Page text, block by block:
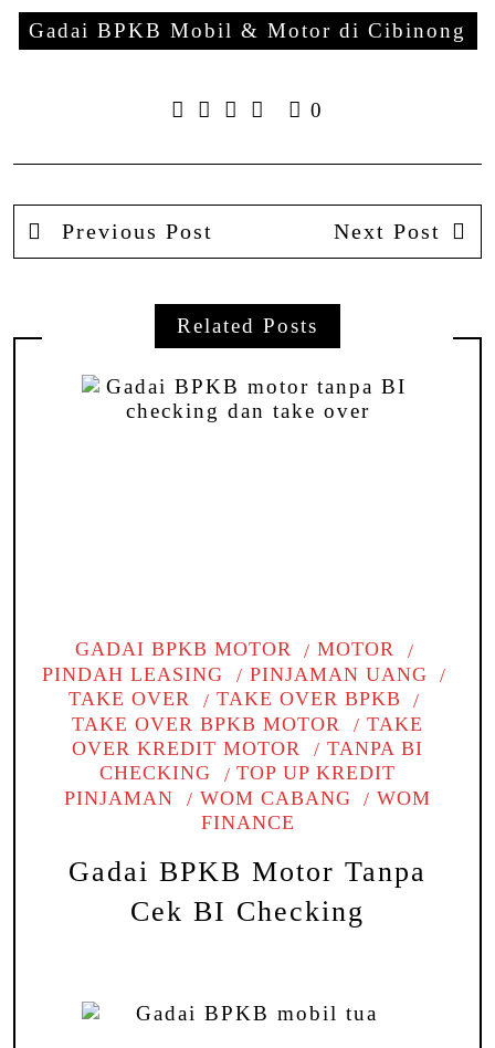
Gadai BPKB Mobil & Motor di Cibinong
0
Previous Post Next Post
Related Posts
GADAI BPKB MOTOR
MOTOR
PINDAH LEASING
PINJAMAN UANG
TAKE OVER
TAKE OVER BPKB
TAKE OVER BPKB MOTOR
TAKE
OVER KREDIT MOTOR
TANPA BI
CHECKING
TOP UP KREDIT
PINJAMAN
WOM CABANG
WOM
FINANCE
Gadai BPKB Motor Tanpa
Cek BI Checking